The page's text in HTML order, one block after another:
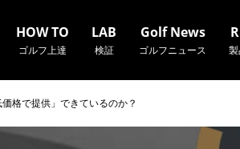
HOW TO
ゴルフ上達
LAB
検証
Golf News
ゴルフニュース 製
格で提供」できているのか？